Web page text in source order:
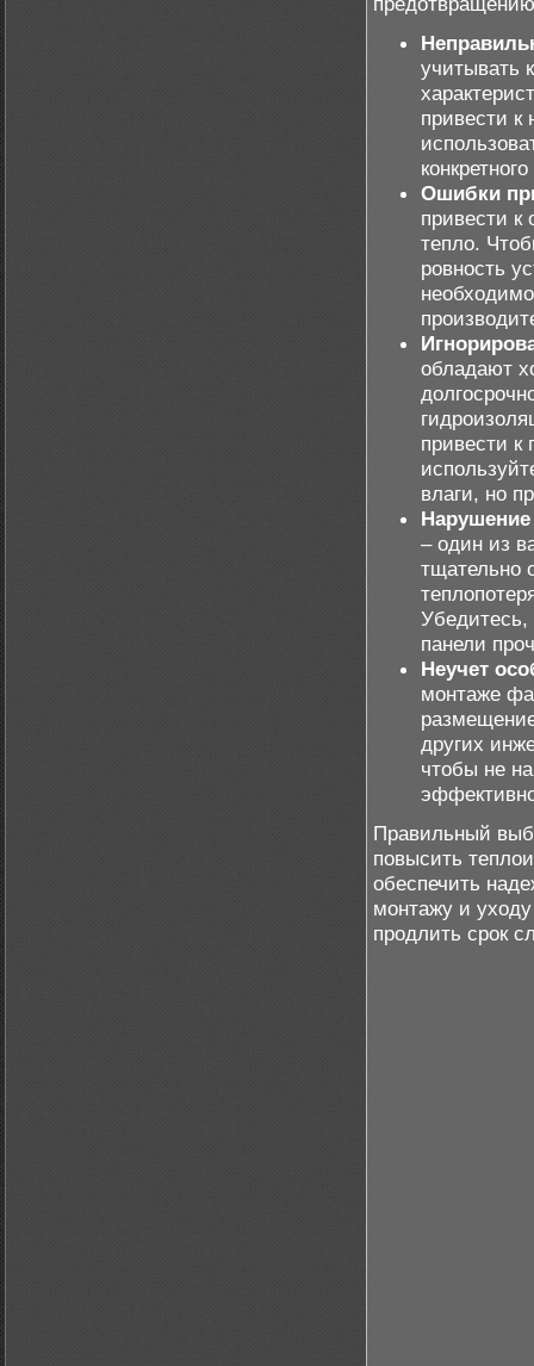
учитывать
привести к
Ошибки
привести к
тепло.
ровность
обладают
привести
влаги, но
Нарушение
– один из
тщательно
Убедитесь,
панели
Неучет
монтаже
других
чтобы не
Правильный
повысить
обеспечить
монтажу и
продлить срок